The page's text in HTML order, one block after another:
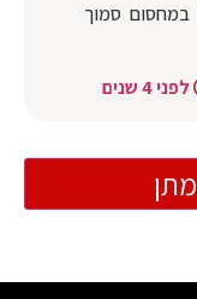
במחסום סמוך
לפני 4 שנים